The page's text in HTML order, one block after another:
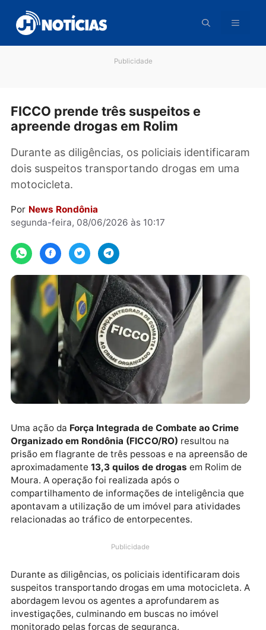
para
conteúdo
FICCO prende três suspeitos e
Durante as diligências, os policiais
dois suspeitos transportando drogas em uma
motocicleta.
Por
segunda-feira, 08/06/2026 às 10:17
Uma ação daForça Integrada de Combate ao Crime
Organizado em Rondônia (FICCO/RO)resultou na
prisão em flagrante de três pessoas e na apreensão
aproximadamente13,3 quilos de drogas
compartilhamento de informações de inteligência
relacionadas ao tráfico de entorpecentes.
Publicidade